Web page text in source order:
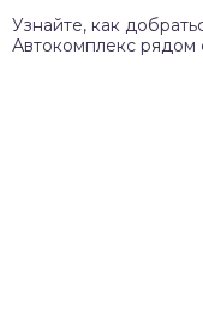
Узнайте, как
Автокомплекс рядом